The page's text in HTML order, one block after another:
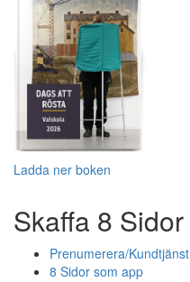
Ladda ner boken
Skaffa 8 Sidor
Prenumerera/Kundtjänst
8 Sidor som app